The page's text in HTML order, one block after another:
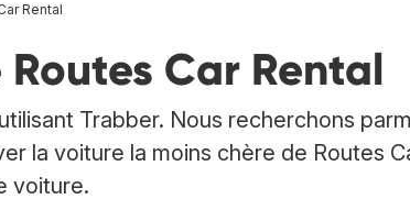
Rental
Car Rental
Trabber. Nous recherchons
la voiture la moins chère de Routes
voiture.